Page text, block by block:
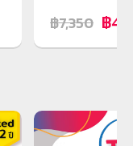
฿7,350 ฿